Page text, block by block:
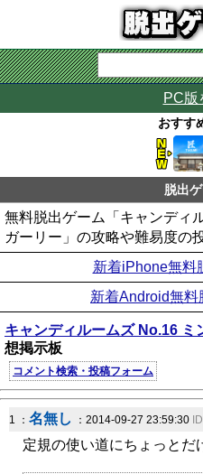
PC版
おすす
脱出
無料脱出ゲーム「キャンディ
ガーリー」の攻略や難易度の
新着iPhone無料
新着Android無料
キャンディルームズ No.16 ミ
想掲示板
コメント検索・投稿フォーム
1 ： 名無し ：2014-09-27 23:59:30
定規の使い道にちょっとだ